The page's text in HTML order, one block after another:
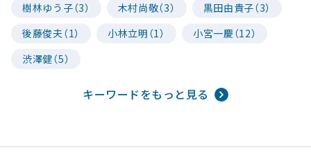
樹林ゆう子（3）
木村尚敬（3）
黒田由貴子（3）
後藤俊夫（1）
小林立明（1）
小宮一慶（12）
渋澤健（5）
キーワードをもっと見る